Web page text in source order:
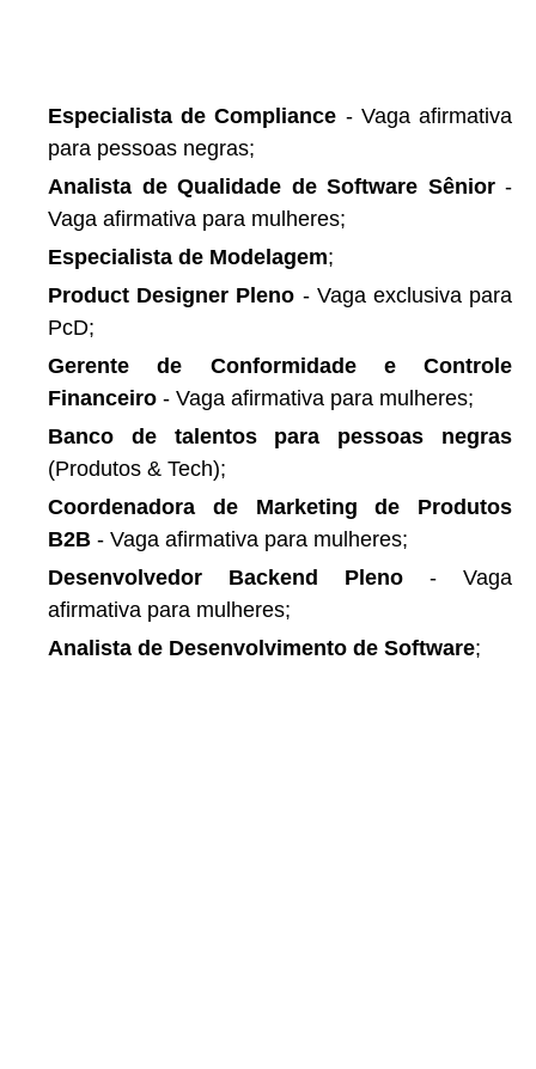
Especialista de Compliance - Vaga afirmativa
para pessoas negras;
Analista de Qualidade de Software Sênior-
Vaga afirmativa para mulheres;
Especialista de Modelagem;
Product Designer Pleno - Vaga exclusiva para
PcD;
Gerente de Conformidade e Controle
Financeiro - Vaga afirmativa para mulheres;
Banco de talentos para pessoas negras
(Produtos & Tech);
Coordenadora de Marketing de Produtos
B2B - Vaga afirmativa para mulheres;
Desenvolvedor Backend Pleno - Vaga
afirmativa para mulheres;
Analista de Desenvolvimento de Software;